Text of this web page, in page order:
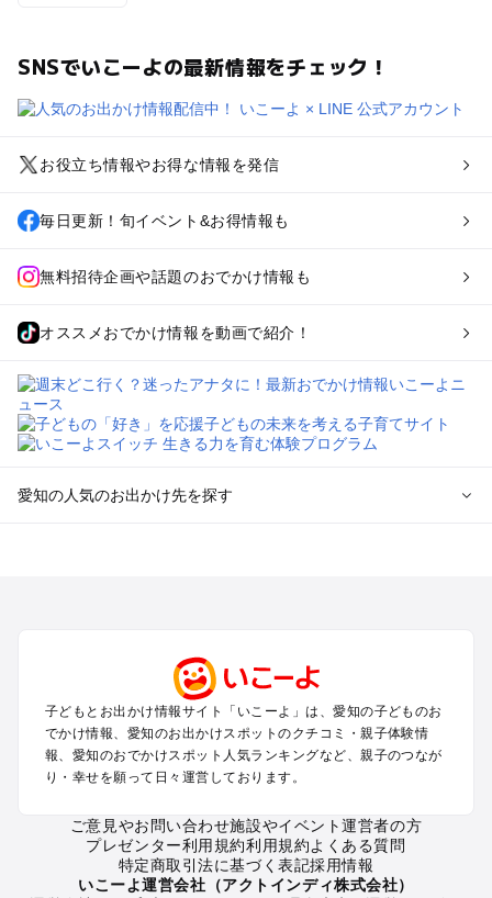
SNSでいこーよの最新情報をチェック！
お役立ち情報やお得な情報を発信
毎日更新！旬イベント&お得情報も
無料招待企画や話題のおでかけ情報も
オススメおでかけ情報を動画で紹介！
愛知の人気のお出かけ先を探す
犬山・一宮・小牧・瀬戸・各務原・尾張のプールお出かけ
知多半島（常滑・半田・南知多）のプールお出かけ
愛知の定番お出かけスポット
愛知の遊園地
愛知のバーベキュー
愛知の釣り
愛知の牧場
子どもとお出かけ情報サイト「いこーよ」は、愛知の子どものお
でかけ情報、愛知のお出かけスポットのクチコミ・親子体験情
報、愛知のおでかけスポット人気ランキングなど、親子のつなが
り・幸せを願って日々運営しております。
ご意見やお問い合わせ施設やイベント運営者の方
プレゼンター利用規約利用規約よくある質問
特定商取引法に基づく表記採用情報
いこーよ運営会社（アクトインディ株式会社）